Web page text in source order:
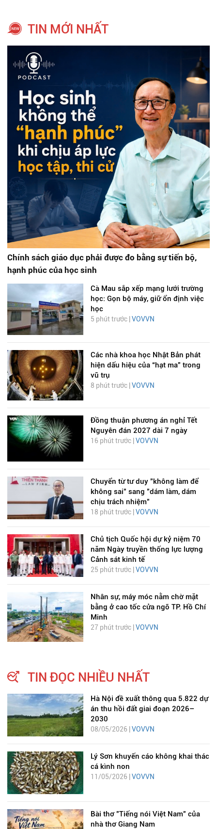
TIN MỚI NHẤT
Chính sách giáo dục phải được đo bằng sự tiến bộ,
hạnh phúc của học sinh
Cà Mau sắp xếp mạng lưới trường
học: Gọn bộ máy, giữ ổn định việc
học
5 phút trước | VOVVN
Các nhà khoa học Nhật Bản phát
hiện dấu hiệu của “hạt ma” trong
vũ trụ
8 phút trước | VOVVN
Đồng thuận phương án nghỉ Tết
Nguyên đán 2027 dài 7 ngày
16 phút trước | VOVVN
Chuyển từ tư duy "không làm để
không sai" sang "dám làm, dám
chịu trách nhiệm"
18 phút trước | VOVVN
Chủ tịch Quốc hội dự kỷ niệm 70
năm Ngày truyền thống lực lượng
Cảnh sát kinh tế
25 phút trước | VOVVN
Nhân sự, máy móc nằm chờ mặt
bằng ở cao tốc cửa ngõ TP. Hồ Chí
Minh
27 phút trước | VOVVN
TIN ĐỌC NHIỀU NHẤT
Hà Nội đề xuất thông qua 5.822 dự
án thu hồi đất giai đoạn 2026–
2030
08/05/2026 | VOVVN
Lý Sơn khuyến cáo không khai thác
cá kình non
11/05/2026 | VOVVN
Bài thơ "Tiếng nói Việt Nam" của
nhà thơ Giang Nam